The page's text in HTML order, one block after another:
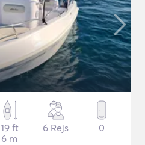
19 ft
6 m
6 Rejs 0